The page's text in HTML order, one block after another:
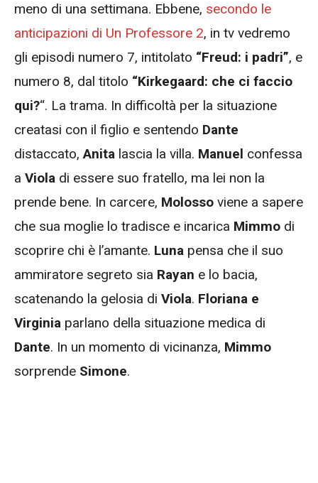
meno di una settimana. Ebbene, secondo le
anticipazioni di Un Professore 2, in tv vedremo
gli episodi numero 7, intitolato “Freud: i padri”, e
numero 8, dal titolo “Kirkegaard: che ci faccio
qui?“. La trama. In difficoltà per la situazione
creatasi con il figlio e sentendo Dante
distaccato,Anita lascia la villa. Manuel confessa
a Viola di essere suo fratello, ma lei non la
prende bene. In carcere, Molosso viene a sapere
che sua moglie lo tradisce e incarica Mimmo di
scoprire chi è l’amante. Luna pensa che il suo
ammiratore segreto sia Rayan e lo bacia,
scatenando la gelosia di Viola. Floriana e
Virginia parlano della situazione medica di
Dante. In un momento di vicinanza, Mimmo
sorprende Simone.